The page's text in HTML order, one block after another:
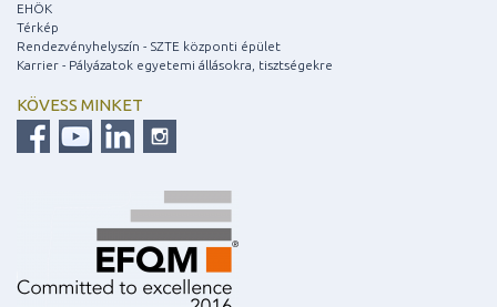
EHÖK
Térkép
Rendezvényhelyszín - SZTE központi épület
Karrier - Pályázatok egyetemi állásokra, tisztségekre
KÖVESS MINKET